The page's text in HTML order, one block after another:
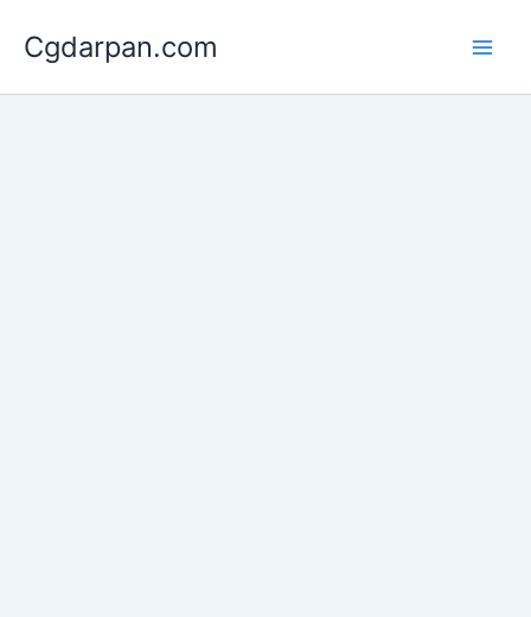
content
Cgdarpan.com